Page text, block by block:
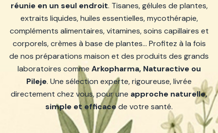
réunie en un seul endroit. Tisanes, gélules de plantes,
extraits liquides, huiles essentielles, mycothérapie,
compléments alimentaires, vitamines, soins capillaires et
corporels, crèmes à base de plantes… Profitez à la fois
de nos préparations maison et des produits des grands
laboratoires comme Arkopharma, Naturactive ou
Pileje. Une sélection experte, rigoureuse, livrée
directement chez vous, pour une approche naturelle,
simple et efficacede votre santé.